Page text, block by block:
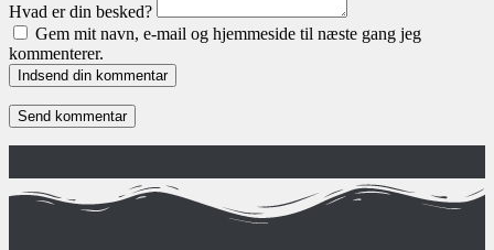
Hvad er din besked?
Gem mit navn, e-mail og hjemmeside til næste gang jeg
kommenterer.
Indsend din kommentar